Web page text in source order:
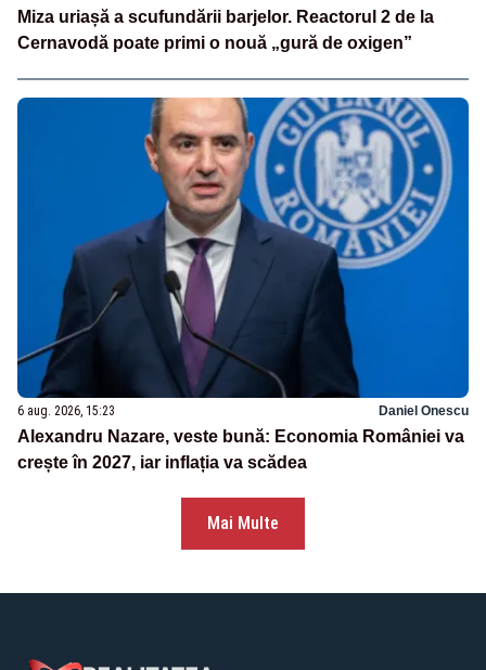
Miza uriașă a scufundării barjelor. Reactorul 2 de la
Cernavodă poate primi o nouă „gură de oxigen”
6 aug. 2026, 15:23 Daniel Onescu
Alexandru Nazare, veste bună: Economia României va
crește în 2027, iar inflația va scădea
Mai Multe